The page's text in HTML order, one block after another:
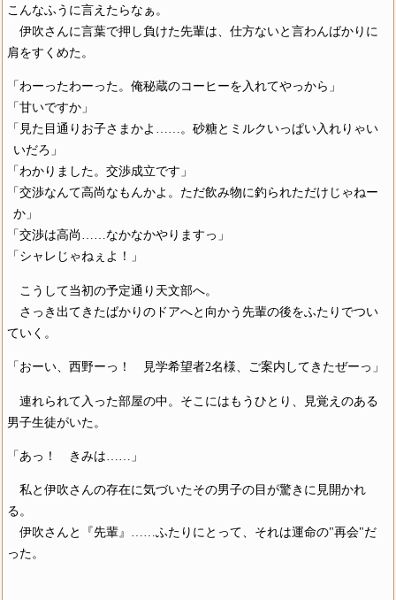
こんなふうに言えたらなぁ。
伊吹さんに言葉で押し負けた先輩は、仕方ないと言わんばかりに
肩をすくめた。
「わーったわーった。俺秘蔵のコーヒーを入れてやっから」
「甘いですか」
「見た目通りお子さまかよ……。砂糖とミルクいっぱい入れりゃい
いだろ」
「わかりました。交渉成立です」
「交渉なんて高尚なもんかよ。ただ飲み物に釣られただけじゃねー
か」
「交渉は高尚……なかなかやりますっ」
「シャレじゃねぇよ！」
こうして当初の予定通り天文部へ。
さっき出てきたばかりのドアへと向かう先輩の後をふたりでつい
ていく。
「おーい、西野ーっ！ 見学希望者2名様、ご案内してきたぜーっ」
連れられて入った部屋の中。そこにはもうひとり、見覚えのある
男子生徒がいた。
「あっ！ きみは……」
私と伊吹さんの存在に気づいたその男子の目が驚きに見開かれ
る。
伊吹さんと『先輩』……ふたりにとって、それは運命の"再会"だ
った。